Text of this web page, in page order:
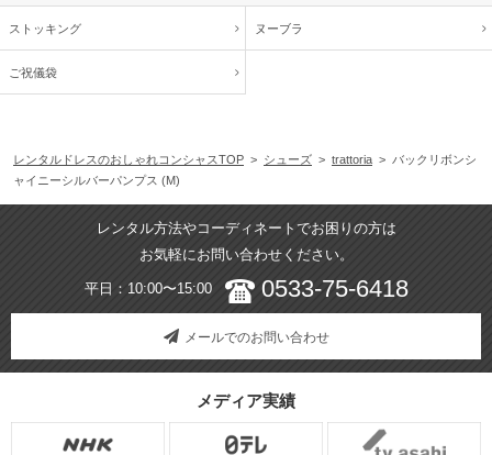
ストッキング ヌーブラ
ご祝儀袋
レンタルドレスのおしゃれコンシャスTOP > シューズ > trattoria > バックリボンシ
ャイニーシルバーパンプス (M)
レンタル方法やコーディネートでお困りの方は
お気軽にお問い合わせください。
平日：10:00〜15:00 0533-75-6418
メールでのお問い合わせ
メディア実績